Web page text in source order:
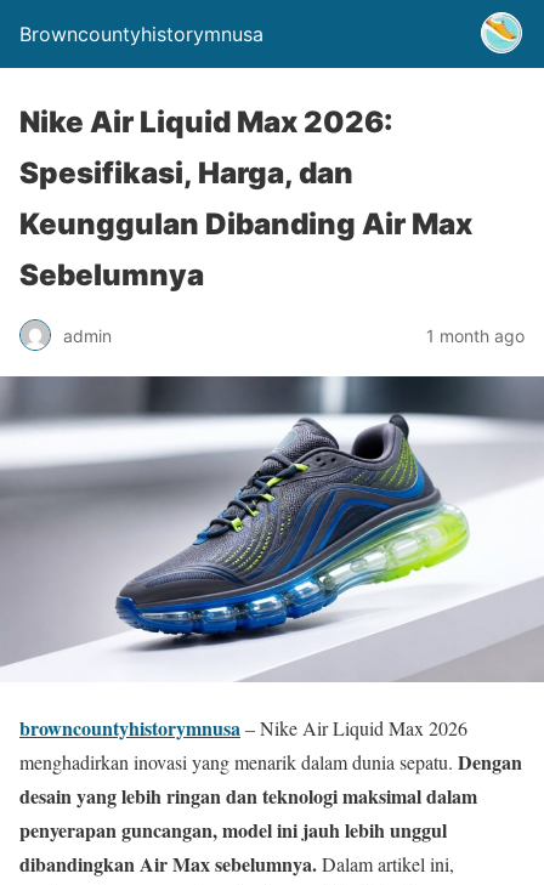
Browncountyhistorymnusa
Nike Air Liquid Max 2026:
Spesifikasi, Harga, dan
Keunggulan Dibanding Air Max
Sebelumnya
admin 1 month ago
browncountyhistorymnusa– Nike Air Liquid Max 2026
menghadirkan inovasi yang menarik dalam dunia sepatu. Dengan
desain yang lebih ringan dan teknologi maksimal dalam
penyerapan guncangan, model ini jauh lebih unggul
dibandingkan Air Max sebelumnya.Dalam artikel ini,